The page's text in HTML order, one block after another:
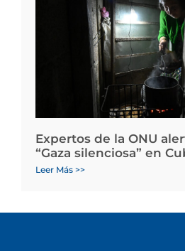
Expertos de la ONU
“Gaza silenciosa” en
Leer Más >>